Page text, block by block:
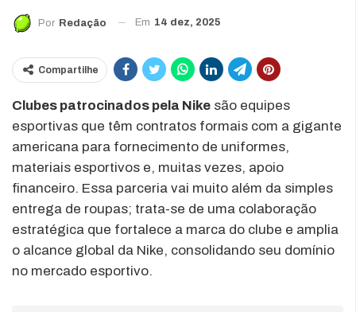
Por Redação Em 14 dez, 2025
Compartilhe
Clubes patrocinados pela Nike são equipes
esportivas que têm contratos formais com a gigante
americana para fornecimento de uniformes,
materiais esportivos e, muitas vezes, apoio
financeiro. Essa parceria vai muito além da simples
entrega de roupas; trata-se de uma colaboração
estratégica que fortalece a marca do clube e amplia
o alcance global da Nike, consolidando seu domínio
no mercado esportivo.